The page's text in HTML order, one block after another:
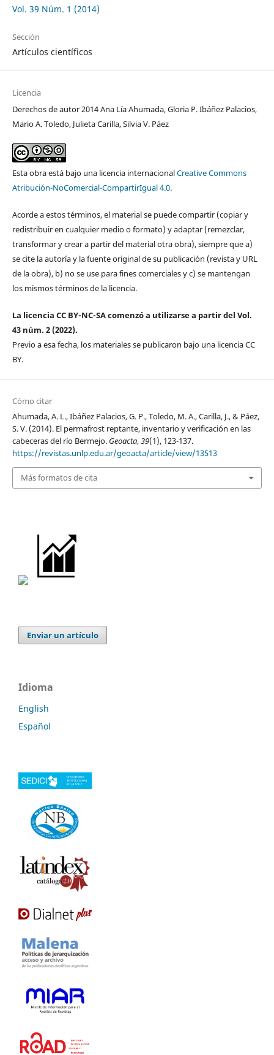
Vol. 39 Núm. 1 (2014)
Sección
Artículos científicos
Licencia
Derechos de autor 2014 Ana Lía Ahumada, Gloria P. Ibáñez Palacios,
Mario A. Toledo, Julieta Carilla, Silvia V. Páez
Esta obra está bajo una licencia internacionalCreative Commons
Atribución-NoComercial-CompartirIgual 4.0.
Acorde a estos términos, el material se puede compartir (copiar y
redistribuir en cualquier medio o formato) y adaptar (remezclar,
transformar y crear a partir del material otra obra), siempre que a)
se cite la autoría y la fuente original de su publicación (revista y URL
de la obra), b) no se use para fines comerciales y c) se mantengan
los mismos términos de la licencia.
La licencia CC BY-NC-SA comenzó a utilizarse a partir del Vol.
43 núm. 2 (2022).
Previo a esa fecha, los materiales se publicaron bajo una licencia CC
BY.
Cómo citar
Ahumada, A. L., Ibáñez Palacios, G. P., Toledo, M. A., Carilla, J., & Páez,
S. V. (2014). El permafrost reptante, inventario y verificación en las
cabeceras del río Bermejo. Geoacta,39(1), 123-137.
https://revistas.unlp.edu.ar/geoacta/article/view/13513
Más formatos de cita
Enviar un artículo
Idioma
English
Español